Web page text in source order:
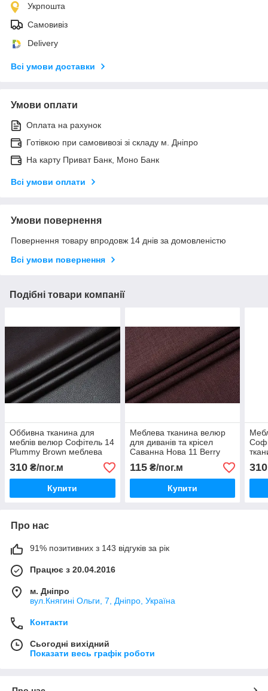
Укрпошта
Самовивіз
Delivery
Всі умови доставки
Умови оплати
Оплата на рахунок
Готівкою при самовивозі зі складу м. Дніпро
На карту Приват Банк, Моно Банк
Всі умови оплати
Умови повернення
Повернення товару впродовж 14 днів за домовленістю
Всі умови повернення
Подібні товари компанії
Оббивна тканина для
меблів велюр Софітель 14
Plummy Brown меблева
тканина для диванів
крісел
310 ₴/пог.м
Купити
Меблева тканина велюр
для диванів та крісел
Саванна Нова 11 Berry
меблева тканина для
м’яких меблів
115₴/пог.м
Купити
310
Про нас
91% позитивних з 143 відгуків за рік
Працює з 20.04.2016
м. Дніпро
вул.Княгині Ольги, 7, Дніпро, Україна
Контакти
Сьогодні вихідний
Показати весь графік роботи